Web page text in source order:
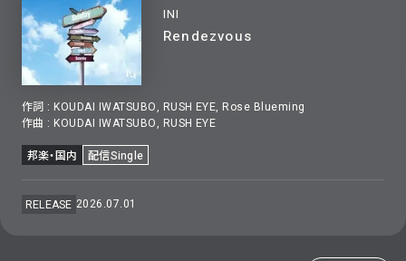
INI
Rendezvous
作詞 :KOUDAI IWATSUBO, RUSH EYE, Rose Blueming
作曲 : KOUDAI IWATSUBO, RUSH EYE
邦楽・国内
配信Single
RELEASE 2026.07.01